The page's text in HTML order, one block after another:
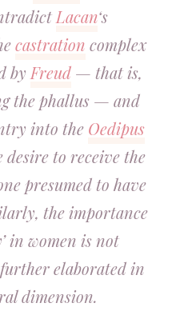
Lacan‘s
castration complex
by Freud— that is,
the phallus — and
into the Oedipus
to receive the
presumed to have
the importance
in women is not
elaborated in
dimension.